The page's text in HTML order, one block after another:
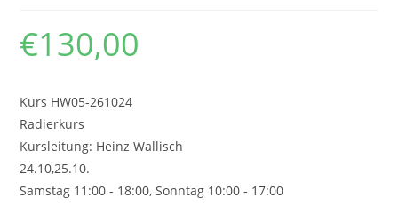
€130,00
Kurs HW05-261024
Radierkurs
Kursleitung: Heinz Wallisch
24.10,25.10.
Samstag 11:00 - 18:00, Sonntag 10:00 - 17:00